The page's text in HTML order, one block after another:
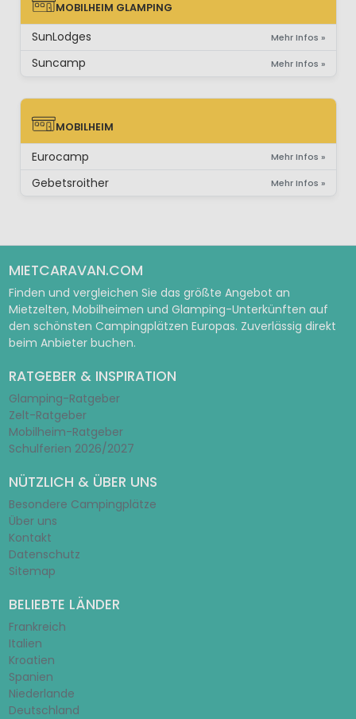
MOBILHEIM GLAMPING
MOBILHEIM GLAMPING
SunLodges Mehr Infos »
Suncamp Mehr Infos »
MOBILHEIM
MOBILHEIM
Eurocamp Mehr Infos »
Gebetsroither Mehr Infos »
MIETCARAVAN.COM
Finden und vergleichen Sie das größte Angebot an
Mietzelten, Mobilheimen und Glamping-Unterkünften auf
den schönsten Campingplätzen Europas. Zuverlässig direkt
beim Anbieter buchen.
RATGEBER & INSPIRATION
Glamping-Ratgeber
Zelt-Ratgeber
Mobilheim-Ratgeber
Schulferien 2026/2027
NÜTZLICH & ÜBER UNS
Besondere Campingplätze
Über uns
Kontakt
Datenschutz
Sitemap
BELIEBTE LÄNDER
Frankreich
Italien
Kroatien
Spanien
Niederlande
Deutschland